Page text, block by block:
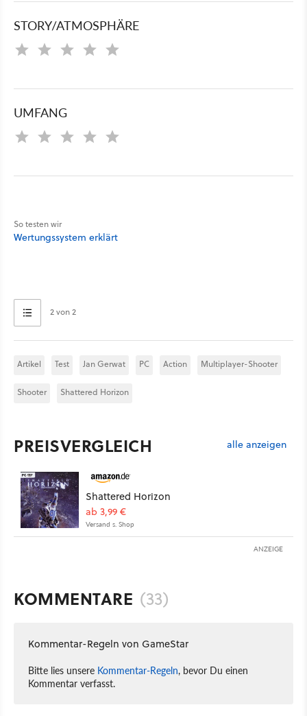
STORY/ATMOSPHÄRE
UMFANG
So testen wir
Wertungssystem erklärt
2 von 2
Artikel Test Jan Gerwat PC Action Multiplayer-Shooter
Shooter Shattered Horizon
PREISVERGLEICH alle anzeigen
Shattered Horizon
ab 3,99 €
Versand s. Shop
ANZEIGE
KOMMENTARE (33)
Kommentar-Regeln von GameStar
Bitte lies unsere Kommentar-Regeln, bevor Du einen
Kommentar verfasst.